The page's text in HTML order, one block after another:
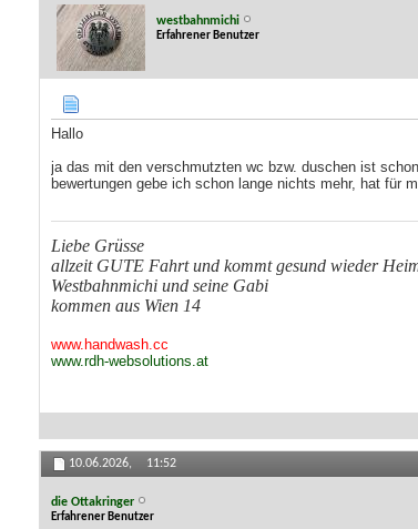
westbahnmichi
Erfahrener Benutzer
Hallo
ja das mit den verschmutzten wc bzw. duschen ist
bewertungen gebe ich schon lange nichts mehr, hat für
Liebe Grüsse
allzeit GUTE Fahrt und kommt gesund wieder
Westbahnmichi und seine Gabi
kommen aus Wien 14
www.handwash.cc
www.rdh-websolutions.at
10.06.2026, 11:52
die Ottakringer
Erfahrener Benutzer